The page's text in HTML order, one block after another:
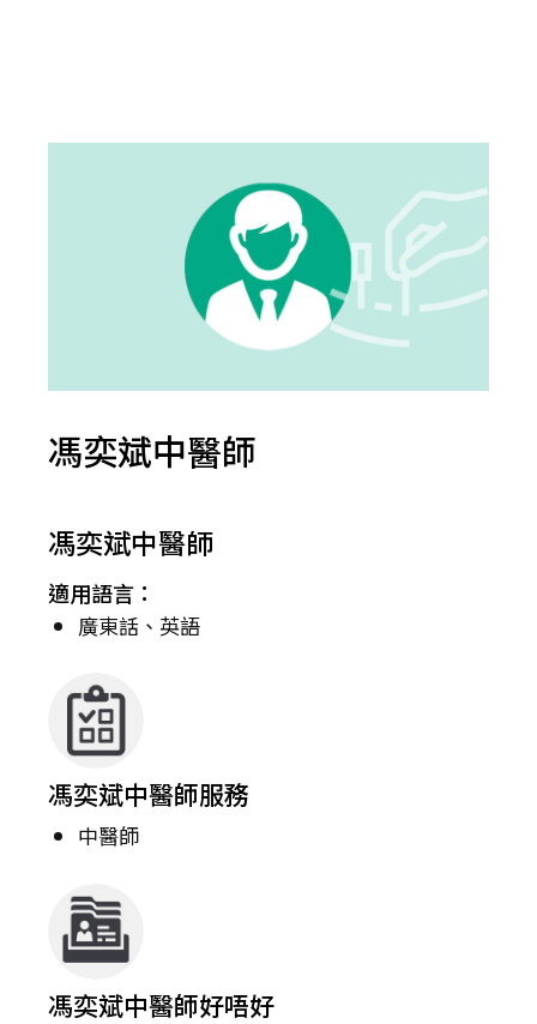
馮奕斌中醫師
馮奕斌中醫師
適用語言：
廣東話、英語
馮奕斌中醫師服務
中醫師
馮奕斌中醫師好唔好